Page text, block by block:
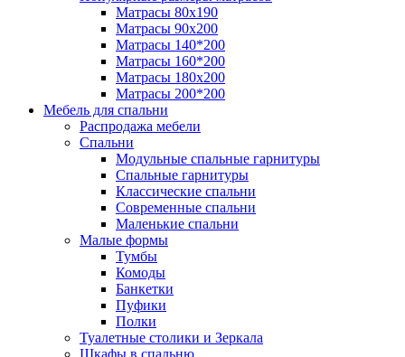
Матрасы 80x190
Матрасы 90x200
Матрасы 140*200
Матрасы 160*200
Матрасы 180x200
Матрасы 200*200
Мебель для спальни
Распродажа мебели
Спальни
Модульные спальные гарнитуры
Спальные гарнитуры
Классические спальни
Современные спальни
Маленькие спальни
Малые формы
Тумбы
Комоды
Банкетки
Пуфики
Полки
Туалетные столики и Зеркала
Шкафы в спальню